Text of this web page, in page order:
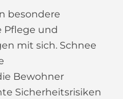
besondere
Pflege und
mit sich. Schnee
Bewohner
Sicherheitsrisiken